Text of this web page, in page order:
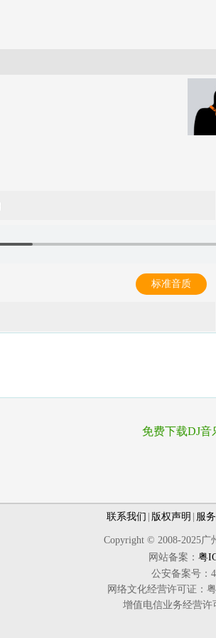
标准音质
免费下载DJ音
联系我们 版权声明 服
Copyright © 2008-2025
网站备案： 粤
公安备案号：
网络文化经营许可证：
增值电信业务经营许